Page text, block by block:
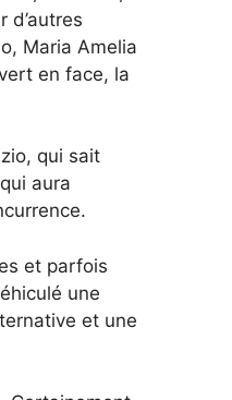
d’autres
Maria Amelia
en face, la
qui sait
aura
et parfois
une
et une